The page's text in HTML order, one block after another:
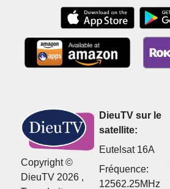
Copyright ©
DieuTV 2026 ,
DieuTV sur le
satellite:
Eutelsat 16A
Fréquence:
12562.25MHz